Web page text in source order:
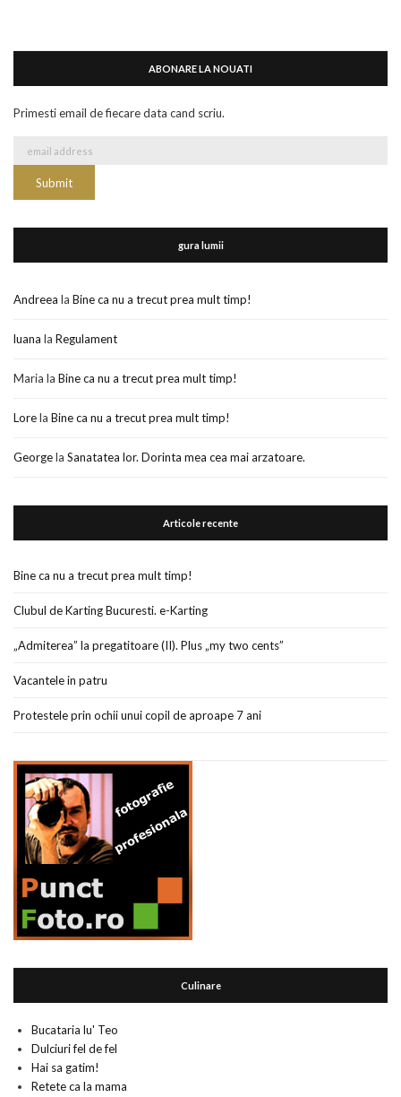
ABONARE LA NOUATI
Primesti email de fiecare data cand scriu.
gura lumii
Andreea la Bine ca nu a trecut prea mult timp!
luana la Regulament
Maria la Bine ca nu a trecut prea mult timp!
Lorela Bine ca nu a trecut prea mult timp!
Georgela Sanatatea lor. Dorinta mea cea mai arzatoare.
Articole recente
Bine ca nu a trecut prea mult timp!
Clubul de Karting Bucuresti. e-Karting
„Admiterea” la pregatitoare (II). Plus „my two cents”
Vacantele in patru
Protestele prin ochii unui copil de aproape 7 ani
Culinare
Bucataria lu' Teo
Dulciuri fel de fel
Hai sa gatim!
Retete ca la mama